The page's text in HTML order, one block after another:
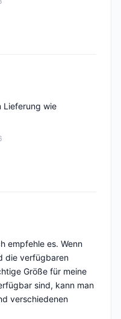
Lieferung wie
empfehle es. Wenn
die verfügbaren
Größe für meine
sind, kann man
verschiedenen